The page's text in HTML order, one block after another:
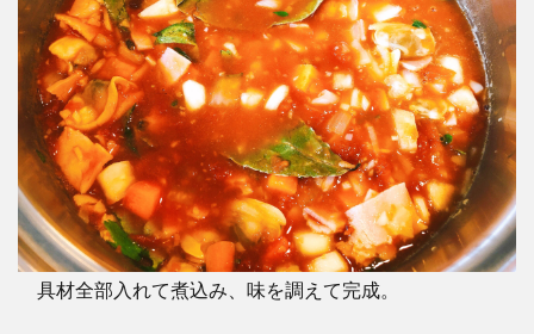
具材全部入れて煮込み、味を調えて完成。